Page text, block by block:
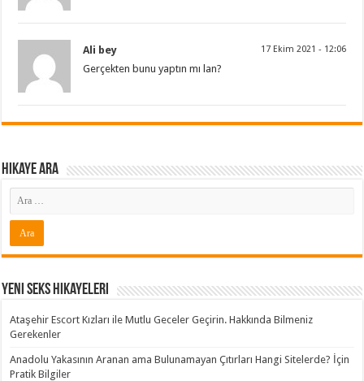
Ali bey 17 Ekim 2021 - 12:06
Gerçekten bunu yaptın mı lan?
Hikaye ARA
Yeni Seks Hikayeleri
Ataşehir Escort Kızları ile Mutlu Geceler Geçirin. Hakkında Bilmeniz
Gerekenler
Anadolu Yakasının Aranan ama Bulunamayan Çıtırları Hangi Sitelerde? İçin
Pratik Bilgiler